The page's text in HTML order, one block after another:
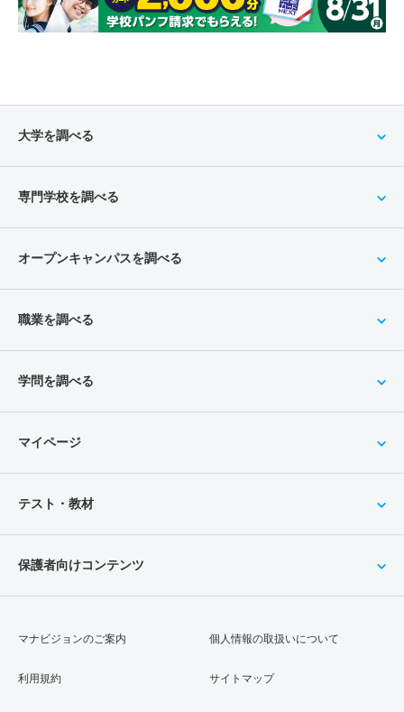
大学を調べる
専門学校を調べる
オープンキャンパスを調べる
職業を調べる
学問を調べる
マイページ
テスト・教材
保護者向けコンテンツ
マナビジョンのご案内
利用規約
個人情報の取扱いについて
サイトマップ